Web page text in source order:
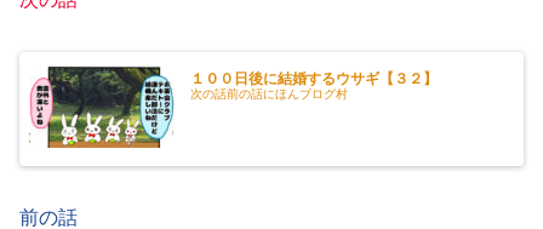
１００日後に結婚するウサギ【３２】
次の話前の話にほんブログ村
前の話